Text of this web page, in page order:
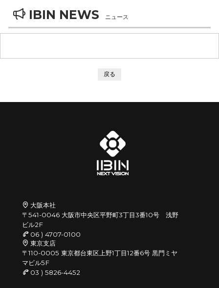
IBIN NEWS ニュース
戻る
大阪本社
〒541-0046 大阪市中央区平野町3丁目3番10号 浅野
ビル2F
06 ) 4707-0100
東京支店
〒110-0005 東京都台東区上野1丁目12番6号 黒門ミヤ
マビル5F
03 ) 5826-4452